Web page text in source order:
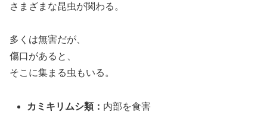
さまざまな昆虫が関わる。
多くは無害だが、
傷口があると、
そこに集まる虫もいる。
カミキリムシ類： 内部を食害